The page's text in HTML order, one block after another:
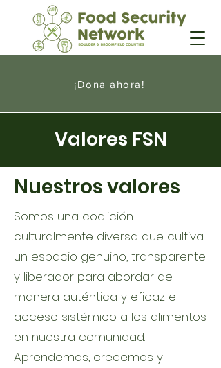
¡Dona ahora!
Valores FSN
Nuestros valores
Somos una coalición
culturalmente diversa que cultiva
un espacio genuino, transparente
y liberador para abordar de
manera auténtica y eficaz el
acceso sistémico a los alimentos
en nuestra comunidad.
Aprendemos, crecemos y